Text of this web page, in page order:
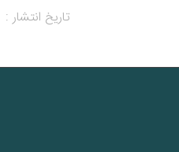
تاریخ انتشار :